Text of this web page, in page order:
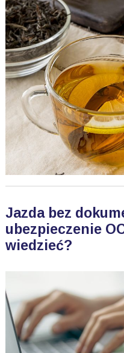
Jazda bez
ubezpieczenie
wiedzieć?